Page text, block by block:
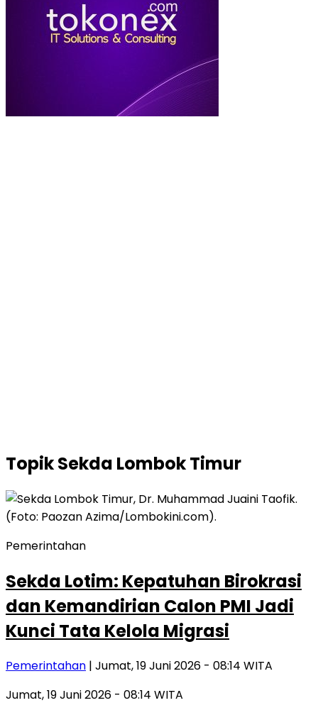
TopikSekda Lombok Timur
Pemerintahan
Sekda Lotim: Kepatuhan Birokrasi
dan Kemandirian Calon PMI Jadi
Kunci Tata Kelola Migrasi
Pemerintahan | Jumat, 19 Juni 2026 - 08:14 WITA
Jumat, 19 Juni 2026 - 08:14 WITA